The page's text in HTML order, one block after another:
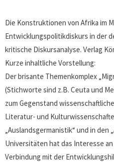
Die Konstruktionen von Afrika im
Entwicklungspolitikdiskurs in der
kritische Diskursanalyse. Verlag
Kurze inhaltliche Vorstellung:
Der brisante Themenkomplex
(Stichworte sind z.B. Ceuta und
zum Gegenstand
Literatur- und
„Auslandsgermanistik“ und in
Universitäten hat das Interesse an
Verbindung mit der